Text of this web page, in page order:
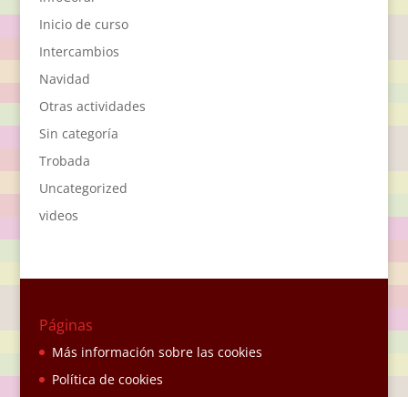
Inicio de curso
Intercambios
Navidad
Otras actividades
Sin categoría
Trobada
Uncategorized
videos
Páginas
Más información sobre las cookies
Política de cookies